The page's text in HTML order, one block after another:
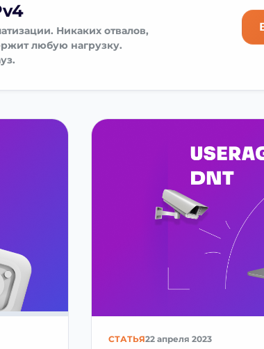
Никаких отвалов,
любую нагрузку.
СТАТЬЯ22 апреля 2023